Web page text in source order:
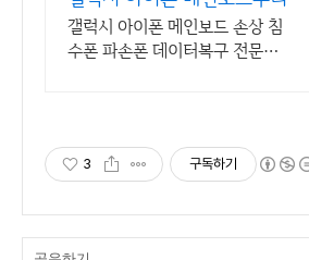
갤럭시 아이폰 메인보드 손상 침
수폰 파손폰 데이터복구 전문업
3 구독하기